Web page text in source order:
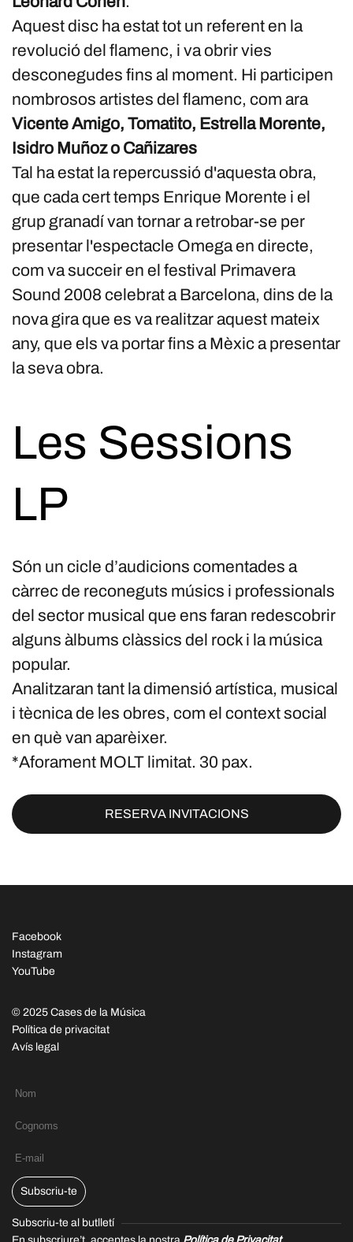
Aquest disc ha estat tot un referent en la
revolució del flamenc, i va obrir vies
desconegudes fins al moment. Hi participen
nombrosos artistes del flamenc, com ara
Vicente Amigo, Tomatito, Estrella Morente,
Isidro Muñoz o Cañizares
Tal ha estat la repercussió d'aquesta obra,
que cada cert temps Enrique Morente i el
grup granadí van tornar a retrobar-se per
presentar l'espectacle Omega en directe,
com va succeir en el festival Primavera
Sound 2008 celebrat a Barcelona, dins de la
nova gira que es va realitzar aquest mateix
any, que els va portar fins a Mèxic a presentar
la seva obra.
Les Sessions
LP
Són un cicle d’audicions comentades a
càrrec de reconeguts músics i professionals
del sector musical que ens faran redescobrir
alguns àlbums clàssics del rock i la música
popular.
Analitzaran tant la dimensió artística, musical
i tècnica de les obres, com el context social
en què van aparèixer.
*Aforament MOLT limitat. 30 pax.
RESERVA INVITACIONS
Facebook
Instagram
YouTube
© 2025 Cases de la Música
Política de privacitat
Avís legal
Subscriu-te
Subscriu-te al butlletí